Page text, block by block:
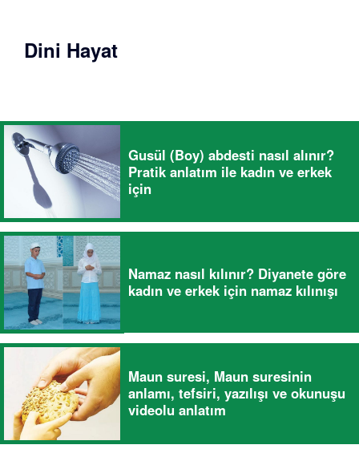
Dini Hayat
Gusül (Boy) abdesti nasıl alınır?
Pratik anlatım ile kadın ve erkek
için
Namaz nasıl kılınır? Diyanete göre
kadın ve erkek için namaz kılınışı
Maun suresi, Maun suresinin
anlamı, tefsiri, yazılışı ve okunuşu
videolu anlatım